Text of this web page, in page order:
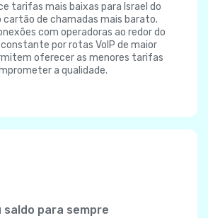
tarifas mais baixas para Israel do
cartão de chamadas mais barato.
com operadoras ao redor do
por rotas VoIP de maior
oferecer as menores tarifas
a qualidade.
saldo para sempre